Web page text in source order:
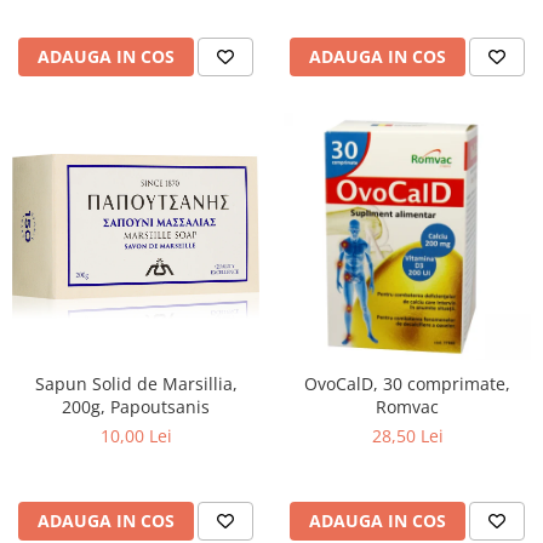
Nateen (28 produse)
Nature Tech (11 produse)
Organic Terra (2 produse)
Papoutsanis SA (37 produse)
Pawxie (12 produse)
Pikdare - Pic Solutions (22
produse)
ProPhyto - ProVet SA (6 produse)
Record (5 produse)
Rolly Brush - Mr.White (10
ADAUGA IN COS ADAUGA IN COS
Sapun Solid de Marsillia,
200g, Papoutsanis
10,00 Lei
ADAUGA IN COS
OvoCalD, 30 comprimate,
Romvac
28,50 Lei
ADAUGA IN COS